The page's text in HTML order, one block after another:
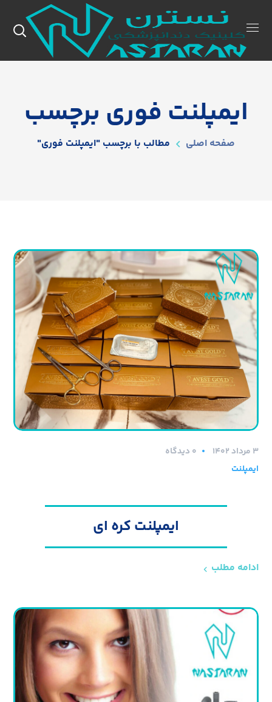
ایمپلنت فوری برچسب
صفحه اصلی مطالب با برچسب "ایمپلنت فوری"
۳ مرداد ۱۴۰۲
0 دیدگاه
ایمپلنت
ایمپلنت کره ای
ادامه مطلب